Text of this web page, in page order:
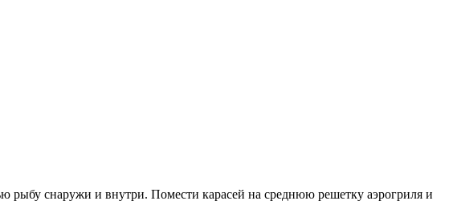
снаружи и внутри. Помести карасей на среднюю решетку аэрогриля и